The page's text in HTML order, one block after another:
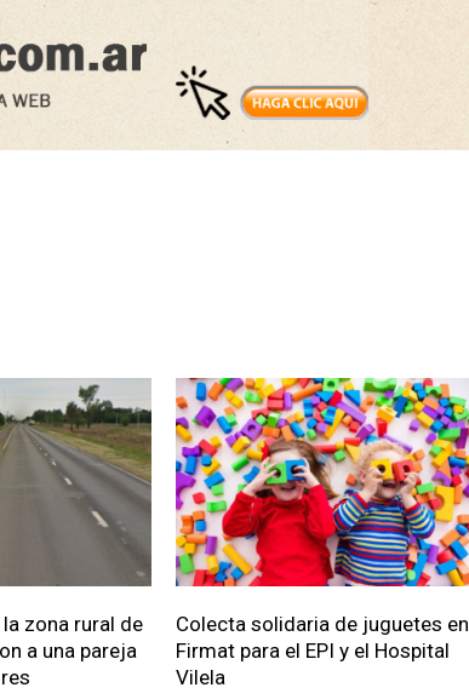
zona rural de
a una pareja
Colecta solidaria de juguetes en
Firmat para el EPI y el Hospital
Vilela